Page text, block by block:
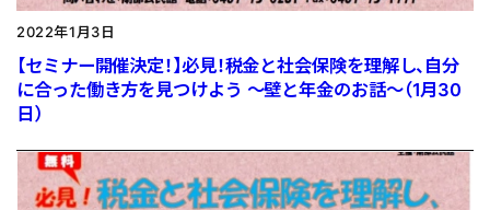
2022年1月3日
【セミナー開催決定！】必見！税金と社会保険を理解し、自分
に合った働き方を見つけよう ～壁と年金のお話～（1月30
日）